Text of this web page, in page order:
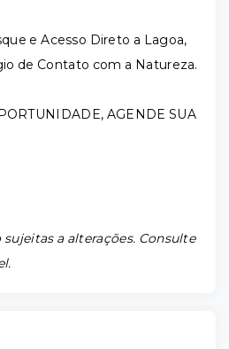
e Acesso Direto a Lagoa,
de Contato com a Natureza.
AGENDE SUA
a alterações. Consulte